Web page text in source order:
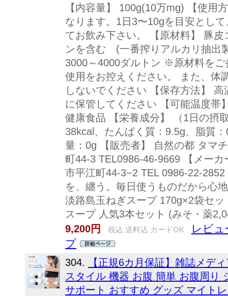
【内容量】 100g(10万mg) 【使用
なります。1日3〜10gを目安とし
てお飲み下さい。 【原材料】 豚
ンを含む (一番搾りアルカリ抽出
3000～4000ダルトン ※原材料を
使用をお控えください。 また、体
しないでください 【保存方法】
に保管してください 【可能温度帯
健康食品 【栄養成分】 （1日の摂
38kcal、たんぱく質：9.5g、脂質
量：0g 【販売者】 自然の都 タマ
町44-3 TEL0986-46-9669 【メー
市平江町44-3−2 TEL 0986-22-
を、纏う。毎日使うものだから心
淡路島玉ねぎスープ 170g×2袋セ
スープ 人気3本セット (みそ・薬
9,200円
税込 送料込 カードOK
レビュ
プ
304.
【正規6カ月保証】雑誌メデ
スタイル 機器 お腹 簡単 お腹周り
サポート おすすめ グッズ マイト